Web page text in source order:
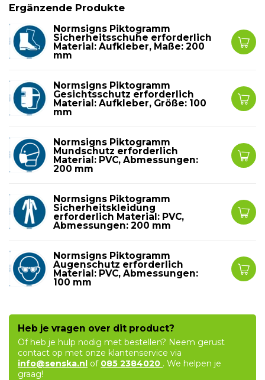
Ergänzende Produkte
Normsigns Piktogramm
Sicherheitsschuhe erforderlich
Material: Aufkleber, Maße: 200
mm
Normsigns Piktogramm
Gesichtsschutz erforderlich
Material: Aufkleber, Größe: 100
mm
Normsigns Piktogramm
Mundschutz erforderlich
Material: PVC, Abmessungen:
200 mm
Normsigns Piktogramm
Sicherheitskleidung
erforderlich Material: PVC,
Abmessungen: 200 mm
Normsigns Piktogramm
Augenschutz erforderlich
Material: PVC, Abmessungen:
100 mm
Heb je vragen over dit product?
Of heb je hulp nodig met bestellen? Neem gerust
contact op met onze klantenservice via
info@senska.nl of 085 2384020 . We helpen je
graag!